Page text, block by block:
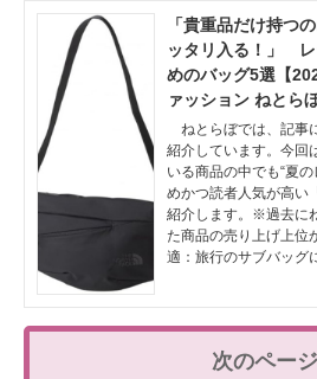
「貴重品だけ持つ
ッタリ入る！」 レ
めのバッグ5選【
ァッション ねとら
ねとらぼでは、記事
紹介しています。今回
いる商品の中でも“夏
めかつ読者人気が高い
紹介します。※過去に
た商品の売り上げ上位
適：旅行のサブバッグ